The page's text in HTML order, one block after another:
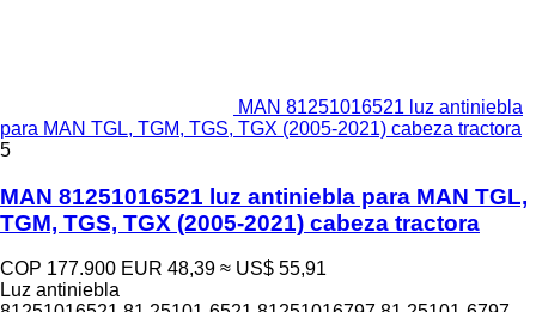
MAN 81251016521 luz antiniebla
para MAN TGL, TGM, TGS, TGX (2005-2021) cabeza tractora
5
MAN 81251016521 luz antiniebla para MAN TGL,
TGM, TGS, TGX (2005-2021) cabeza tractora
COP 177.900 EUR 48,39 ≈ US$ 55,91
Luz antiniebla